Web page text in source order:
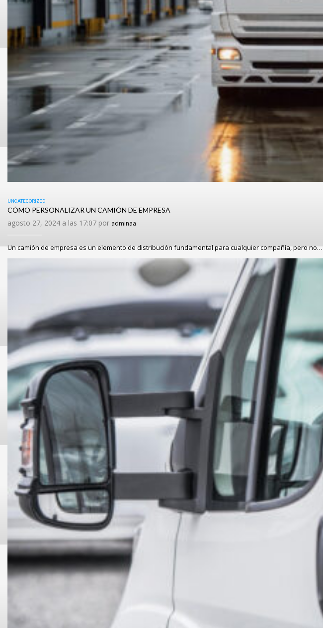
UNCATEGORIZED
CÓMO PERSONALIZAR UN CAMIÓN DE EMPRESA
agosto 27, 2024 a las 17:07 por adminaa
Un camión de empresa es un elemento de distribución fundamental para cualquier compañía, pero no…